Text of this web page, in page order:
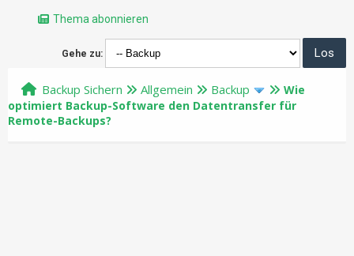
Thema abonnieren
Gehe zu:
Backup Sichern Allgemein Backup
Wie
optimiert Backup-Software den Datentransfer für
Remote-Backups?